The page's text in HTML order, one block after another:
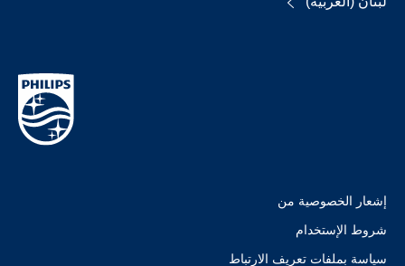
إشعار الخصوصية من
شروط الإستخدام
سياسة بملفات تعريف الارتباط